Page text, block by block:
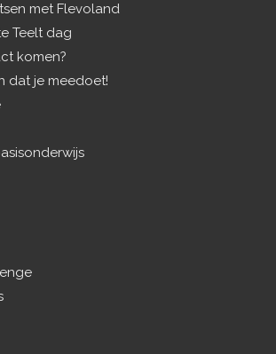
met Flevoland
Teelt dag
komen?
dat je meedoet!